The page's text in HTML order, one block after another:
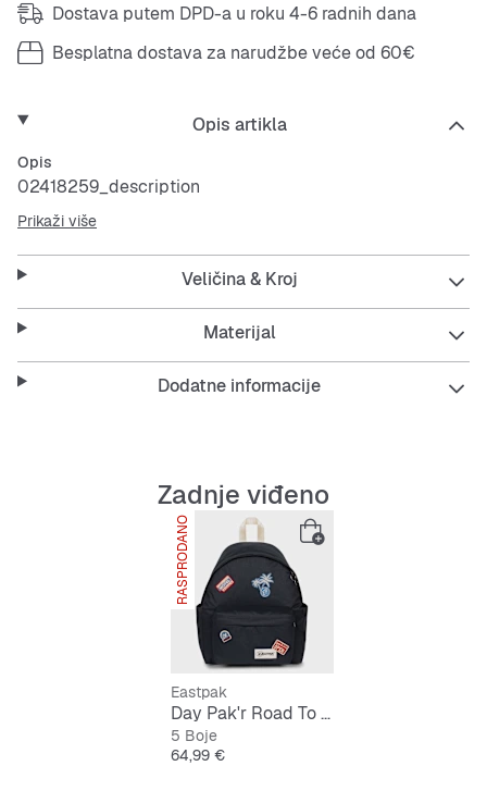
Dostava putem DPD-a u roku 4-6 radnih dana
Besplatna dostava za narudžbe veće od 60€
Opis artikla
Opis
02418259_description
Prikaži više
Veličina & Kroj
Materijal
Dodatne informacije
Zadnje viđeno
RASPRODANO
Eastpak
Day Pak'r Road To Patches
5 Boje
Cijena
64,99 €